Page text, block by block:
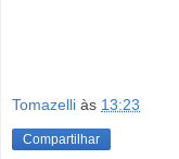
Tomazelli às 13:23
Compartilhar